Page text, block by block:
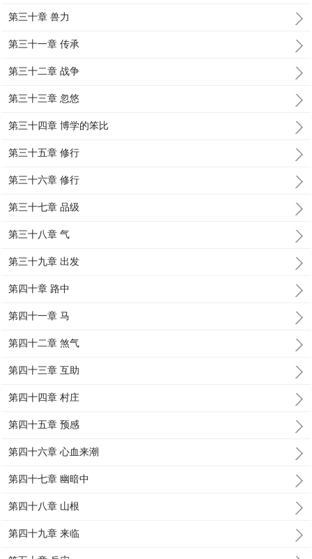
第三十章 兽力
第三十一章 传承
第三十二章 战争
第三十三章 忽悠
第三十四章 博学的笨比
第三十五章 修行
第三十六章 修行
第三十七章 品级
第三十八章 气
第三十九章 出发
第四十章 路中
第四十一章 马
第四十二章 煞气
第四十三章 互助
第四十四章 村庄
第四十五章 预感
第四十六章 心血来潮
第四十七章 幽暗中
第四十八章 山根
第四十九章 来临